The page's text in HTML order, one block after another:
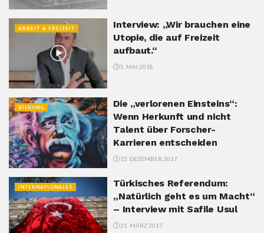
ARBEIT & FREIZEIT
Interview: „Wir brauchen eine
Utopie, die auf Freizeit
aufbaut.“
5. MAI 2018
BILDUNG
Die „verlorenen Einsteins“:
Wenn Herkunft und nicht
Talent über Forscher-
Karrieren entscheiden
15. DEZEMBER 2017
INTERNATIONALES
Türkisches Referendum:
„Natürlich geht es um Macht“
– Interview mit Safile Usul
21. MÄRZ 2017